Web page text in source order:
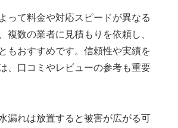
って料金や対応スピードが異なる
複数の業者に見積もりを依頼し、
もおすすめです。信頼性や実績を
、口コミやレビューの参考も重要
漏れは放置すると被害が広がる可